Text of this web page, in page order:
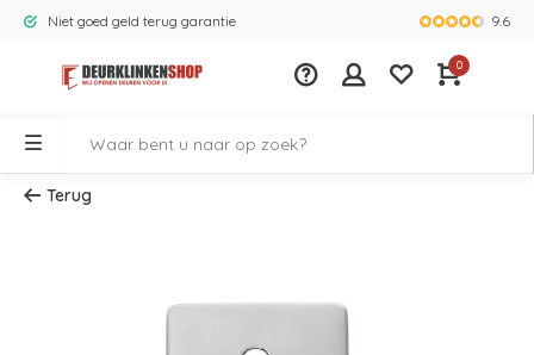
Niet goed geld terug garantie Grootste
9.6
0
Terug